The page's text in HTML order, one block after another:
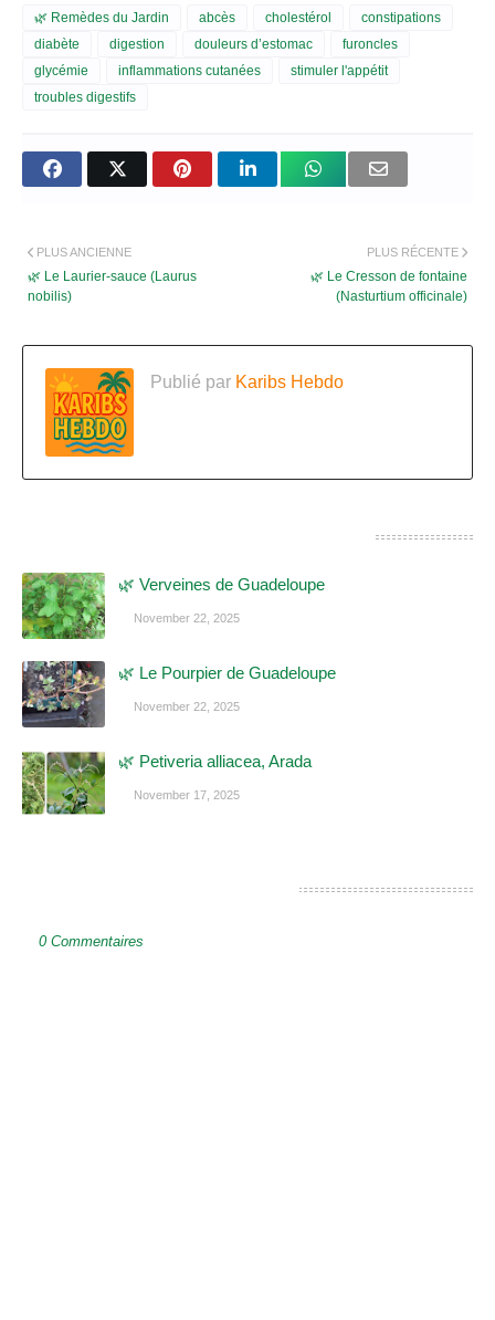
🌿 Remèdes du Jardin abcès cholestérol
constipations
diabète
digestion douleurs d’estomac
furoncles
glycémie
inflammations cutanées
stimuler l'appétit
troubles digestifs
PLUS RÉCENTE
🌿 Le Cresson de fontaine
(Nasturtium officinale)
PLUS ANCIENNE
🌿 Le Laurier-sauce (Laurus
nobilis)
Publié par Karibs Hebdo
🌿 Verveines de Guadeloupe
November 22, 2025
🌿 Le Pourpier de Guadeloupe
November 22, 2025
🌿 Petiveria alliacea, Arada
November 17, 2025
0 Commentaires